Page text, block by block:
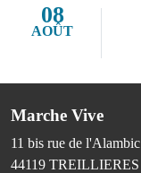
08
AOÛT
Marche Vive
11 bis rue de l'Alambic
44119 TREILLIERES